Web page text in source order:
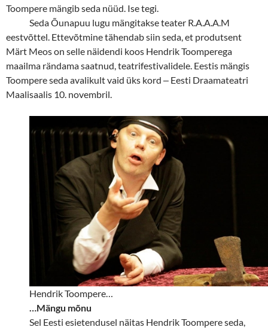
Toompere mängib seda nüüd. Ise tegi.
Seda Õunapuu lugu mängitakse teater R.A.A.A.M
eestvõttel. Ettevõtmine tähendab siin seda, et produtsent
Märt Meos on selle näidendi koos Hendrik Toomperega
maailma rändama saatnud, teatrifestivalidele. Eestis mängis
Toompere seda avalikult vaid üks kord ‒ Eesti Draamateatri
Maalisaalis 10. novembril.
Hendrik Toompere…
…Mängu mõnu
Sel Eesti esietendusel näitas Hendrik Toompere seda,